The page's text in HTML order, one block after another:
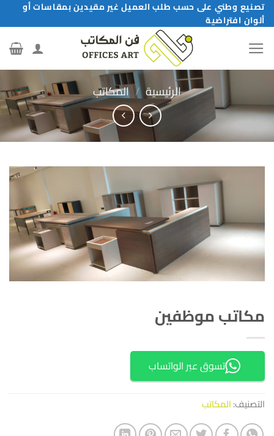
تخطي
للمحتوى
تصنيع وطني على حسب طلب العميل غير مقيدين بمقاسات أو
ألوان افتراضية
الرئيسية / المكاتب
مكاتب موظفين
تسوق عبر الواتساب
التصنيف:المكاتب